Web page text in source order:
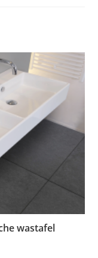
wastafel